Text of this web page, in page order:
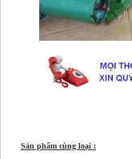
Sản phẩm cùng loại :